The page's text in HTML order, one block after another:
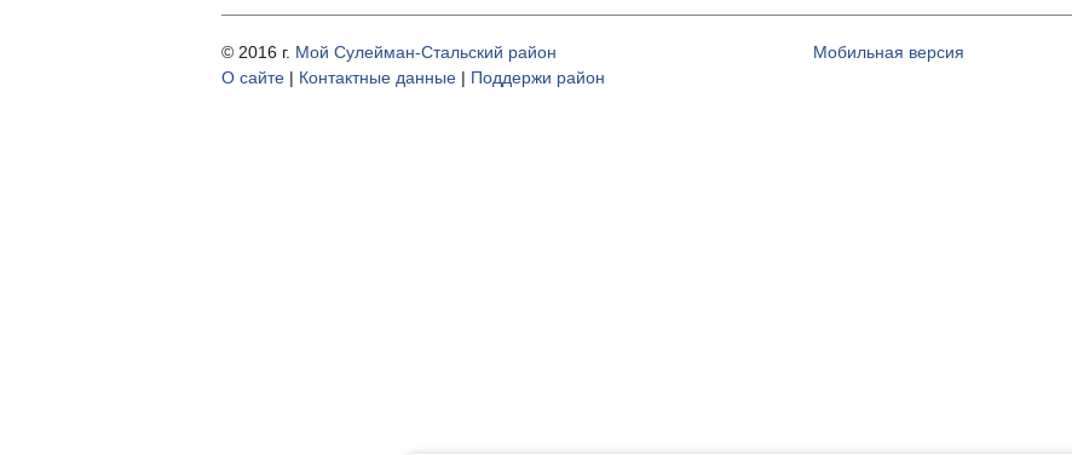
© 2016 г. Мой Сулейман-Стальский район
О cайте| Контактные данные| Поддержи район
Мобильная версия